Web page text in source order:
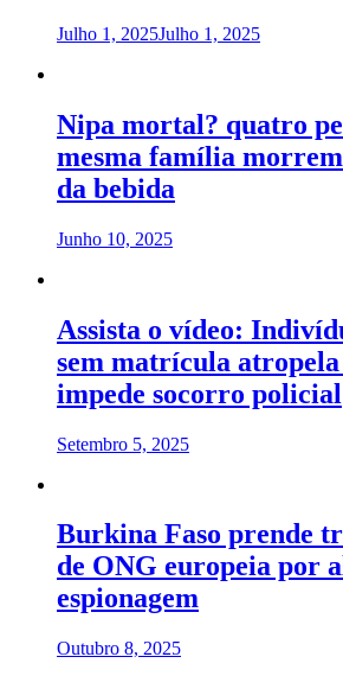
Julho 1, 2025Julho 1, 2025
Nipa mortal? quatro
mesma família morrem
da bebida
Junho 10, 2025
Assista o vídeo:
sem matrícula atropela
impede socorro policial
Setembro 5, 2025
Burkina Faso prende
de ONG europeia por
espionagem
Outubro 8, 2025